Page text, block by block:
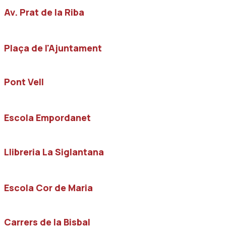
Av. Prat de la Riba
Plaça de l'Ajuntament
Pont Vell
Escola Empordanet
Llibreria La Siglantana
Escola Cor de Maria
Carrers de la Bisbal